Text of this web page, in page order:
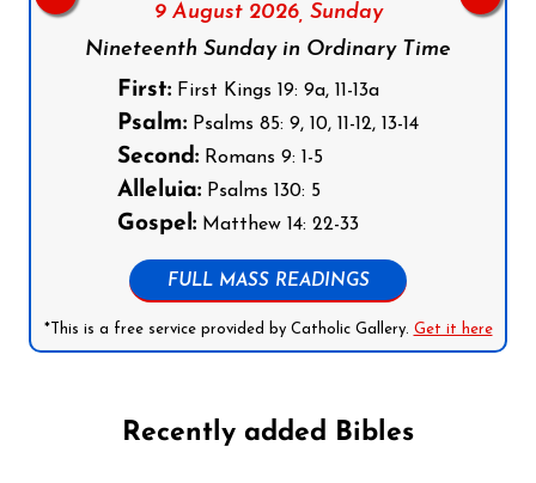
9 August 2026, Sunday
Nineteenth Sunday in Ordinary Time
First: First Kings 19: 9a, 11-13a
Psalm: Psalms 85: 9, 10, 11-12, 13-14
Second: Romans 9: 1-5
Alleluia: Psalms 130: 5
Gospel: Matthew 14: 22-33
FULL MASS READINGS
*This is a free service provided by Catholic Gallery. Get it here
Recently added Bibles